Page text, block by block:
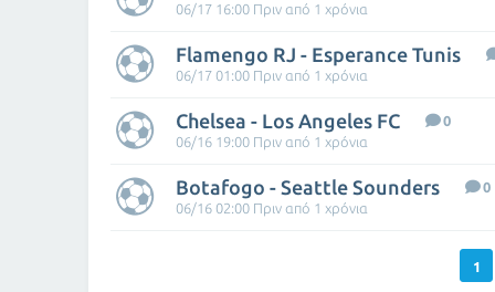
06/17 16:00 Πριν από 1 χρόνια
Flamengo RJ - Esperance Tunis
06/17 01:00 Πριν από 1 χρόνια
Chelsea - Los Angeles FC
0
06/16 19:00 Πριν από 1 χρόνια
Botafogo - Seattle Sounders
0
06/16 02:00 Πριν από 1 χρόνια
1